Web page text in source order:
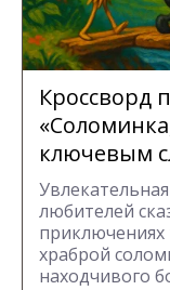
Кроссворд
ключевым
любителей
приключениях
храброй
находчивого